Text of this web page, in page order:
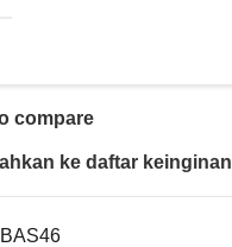
compare
ke daftar keinginan